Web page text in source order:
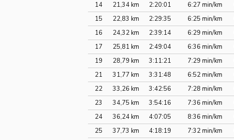
14
21,34 km 2:20:01 6:27 min/km
15
22,83 km 2:29:35 6:25 min/km
16
24,32 km 2:39:14 6:29 min/km
17
25,81 km 2:49:04 6:36 min/km
19
28,79 km 3:11:21 7:29 min/km
21
31,77 km 3:31:48 6:52 min/km
22
33,26 km 3:42:56 7:28 min/km
23
34,75 km 3:54:16 7:36 min/km
24
36,24 km 4:07:05 8:36 min/km
25
37,73 km 4:18:19 7:32 min/km